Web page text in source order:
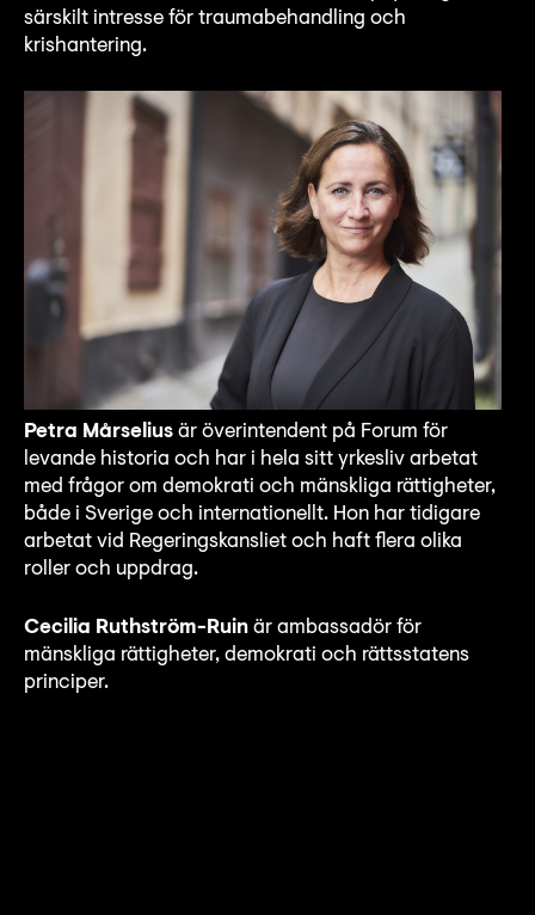
särskilt intresse för traumabehandling och
krishantering.
Petra Mårselius är överintendent på Forum för
levande historia och har i hela sitt yrkesliv arbetat
med frågor om demokrati och mänskliga rättigheter,
både i Sverige och internationellt. Hon har tidigare
arbetat vid Regeringskansliet och haft flera olika
roller och uppdrag.
Cecilia Ruthström-Ruin är ambassadör för
mänskliga rättigheter, demokrati och rättsstatens
principer.